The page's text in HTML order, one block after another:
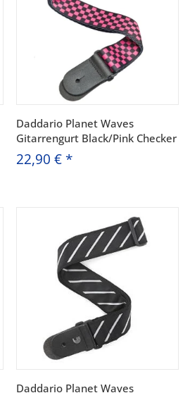
Daddario Planet Waves
Gitarrengurt Black/Pink Checker
22,90 € *
Daddario Planet Waves